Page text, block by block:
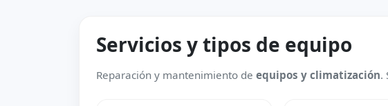
Servicios y tipos de equipo
Reparación y mantenimiento de equipos y climatización.